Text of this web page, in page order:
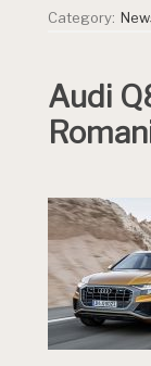
Category:
Audi